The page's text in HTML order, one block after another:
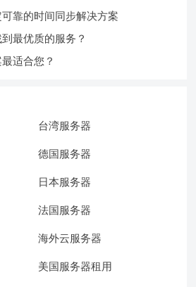
靠的时间同步解决方案
最优质的服务？
适合您？
台湾服务器
德国服务器
日本服务器
法国服务器
海外云服务器
美国服务器租用